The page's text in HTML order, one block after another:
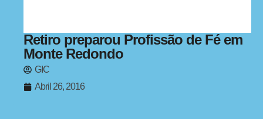
Retiro preparou Profissão de Fé em
Monte Redondo
GIC
Abril 26, 2016